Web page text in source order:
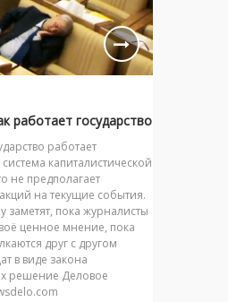
работает государство
работает
капиталистической
не предполагает
на текущие события.
заметят, пока журналисты
ценное мнение, пока
друг с другом
в виде закона
решение Деловое